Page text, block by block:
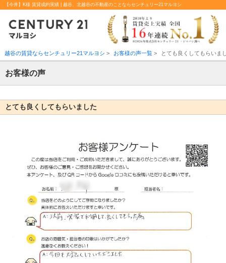
【今井】K様 賃貸成約実績 | 越谷、北越谷の不動産のことならセンチュリー21マルヨシ
越谷の賃貸ならセンチュリー21マルヨシ > お客様の声一覧> とても良くしてもらいま
お客様の声
とても良くしてもらいました